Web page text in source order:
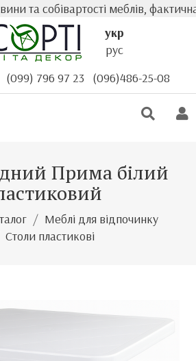
меблів, фактична
укр
рус
(099) 796 97 23 (096)486-25-08
Прима білий
Меблі для відпочинку
Столи пластикові